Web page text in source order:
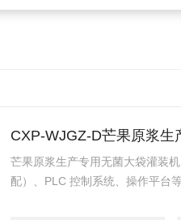
CXP-WJGZ-D芒果原浆生
芒果原浆生产专用无菌大袋灌装
配）、PLC 控制系统、操作平台